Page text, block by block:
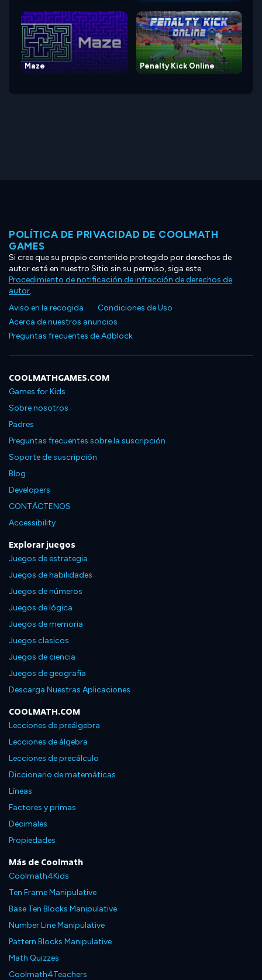
Maze Penalty Kick Online
POLÍTICA DE PRIVACIDAD DE COOLMATH
GAMES
Si cree que su propio contenido protegido por derechos de
autor está en nuestro Sitio sin su permiso, siga este
Procedimiento de notificación de infracción de derechos de
autor.
Aviso en la recogida
Condiciones de Uso
Acerca de nuestros anuncios
Preguntas frecuentes de Adblock
COOLMATHGAMES.COM
Games for Kids
Sobre nosotros
Padres
Preguntas frecuentes sobre la suscripción
Soporte de suscripción
Blog
Developers
CONTÁCTENOS
Accessibility
Explorar juegos
Juegos de estrategia
Juegos de habilidades
Juegos de números
Juegos de lógica
Juegos de memoria
Juegos clasicos
Juegos de ciencia
Juegos de geografía
Descarga Nuestras Aplicaciones
COOLMATH.COM
Lecciones de preálgebra
Lecciones de álgebra
Lecciones de precálculo
Diccionario de matemáticas
Líneas
Factores y primas
Decimales
Propiedades
Más de Coolmath
Coolmath4Kids
Ten Frame Manipulative
Base Ten Blocks Manipulative
Number Line Manipulative
Pattern Blocks Manipulative
Math Quizzes
Coolmath4Teachers